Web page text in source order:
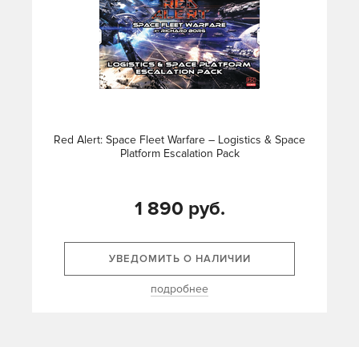
Red Alert: Space Fleet Warfare – Logistics & Space
Platform Escalation Pack
1 890 руб.
УВЕДОМИТЬ О НАЛИЧИИ
подробнее